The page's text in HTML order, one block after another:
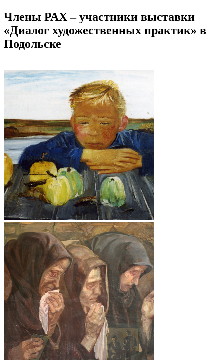
Члены РАХ – участники выставки
«Диалог художественных практик» в
Подольске